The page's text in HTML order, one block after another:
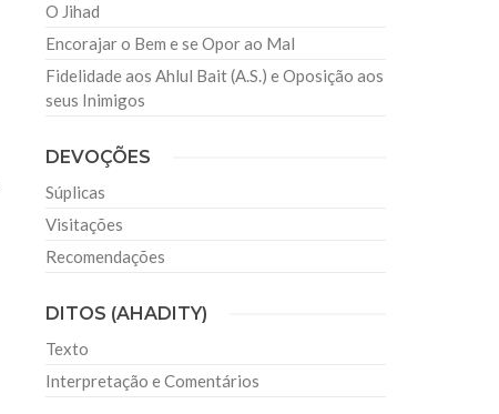
O Jihad
Encorajar o Bem e se Opor ao Mal
Fidelidade aos Ahlul Bait (A.S.) e Oposição aos
seus Inimigos
DEVOÇÕES
Súplicas
Visitações
Recomendações
DITOS (AHADITY)
Texto
Interpretação e Comentários